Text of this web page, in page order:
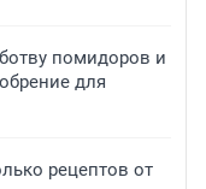
помидоров и
для
рецептов от